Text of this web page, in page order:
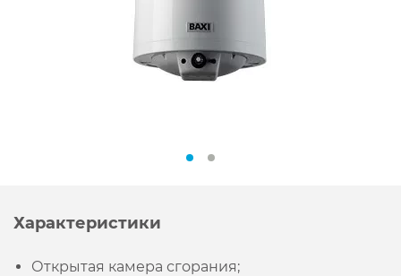
Характеристики
Открытая камера сгорания;